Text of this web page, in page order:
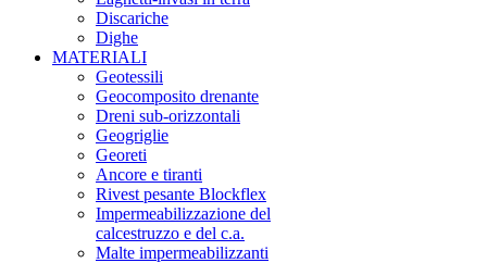
Discariche
Dighe
MATERIALI
Geotessili
Geocomposito drenante
Dreni sub-orizzontali
Geogriglie
Georeti
Ancore e tiranti
Rivest pesante Blockflex
Impermeabilizzazione del
calcestruzzo e del c.a.
Malte impermeabilizzanti